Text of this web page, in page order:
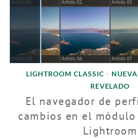
LIGHTROOM CLASSIC •
REVELADO
El navegador de
cambios en el
Lightroom